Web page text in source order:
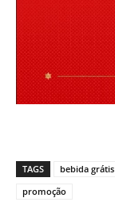
TAGS bebida grátis
promoção